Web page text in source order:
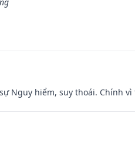
Nguy hiểm, suy thoái. Chính